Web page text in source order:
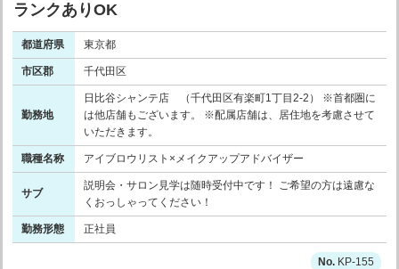
ランクありOK
都道府県 東京都
市区郡 千代田区
勤務地
日比谷シャンテ店 （千代田区有楽町1丁目2-2） ※首都圏に
は他店舗もございます。 ※配属店舗は、居住地を考慮させて
いただきます。
職種名称 アイブロウリスト×メイクアップアドバイザー
サブ
説明会・サロン見学は随時受付中です！ ご希望の方は遠慮な
くおっしゃってください！
勤務形態 正社員
KP-155